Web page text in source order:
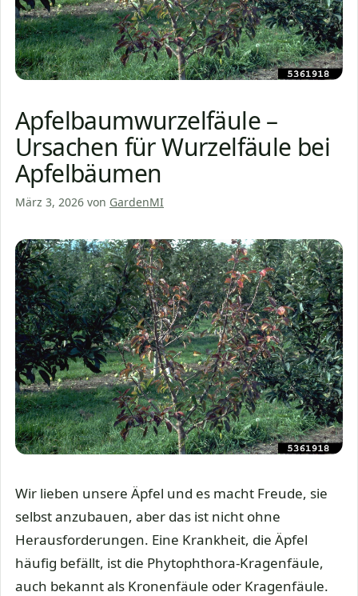
Apfelbaumwurzelfäule –
Ursachen für Wurzelfäule bei
Apfelbäumen
März 3, 2026 von GardenMI
Wir lieben unsere Äpfel und es macht Freude, sie
selbst anzubauen, aber das ist nicht ohne
Herausforderungen. Eine Krankheit, die Äpfel
häufig befällt, ist die Phytophthora-Kragenfäule,
auch bekannt als Kronenfäule oder Kragenfäule.